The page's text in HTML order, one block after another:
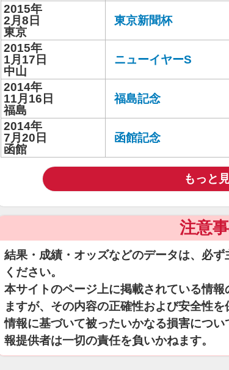
2015年
2月8日
東京
東京新聞杯
2015年
1月17日
中山
ニューイヤーS
2014年
11月16日
福島
福島記念
2014年
7月20日
函館
函館記念
もっと
注意
結果・成績・オッズなどのデータは、必
ください。
本サイトのページ上に掲載されている情
ますが、その内容の正確性および安全性
情報に基づいて被ったいかなる損害につ
報提供者は一切の責任を負いかねます。